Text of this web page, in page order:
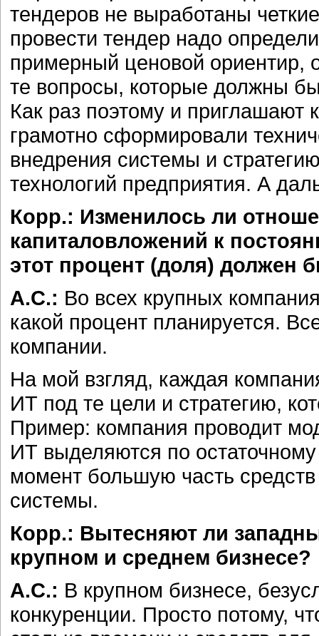
тендеров не выработаны
провести тендер надо
примерный ценовой ориентир,
те вопросы, которые должны
Как раз поэтому и приглашают
грамотно сформировали
внедрения системы и
технологий предприятия. А
Корр.: Изменилось ли
капиталовложений к
этот процент (доля) должен
А.С.: Во всех крупных
какой процент планируется.
компании.
На мой взгляд, каждая
ИТ под те цели и стратегию,
Пример: компания проводит
ИТ выделяются по
момент большую часть
системы.
Корр.: Вытесняют ли
крупном и среднем бизнесе?
А.С.: В крупном бизнесе,
конкуренции. Просто потому,